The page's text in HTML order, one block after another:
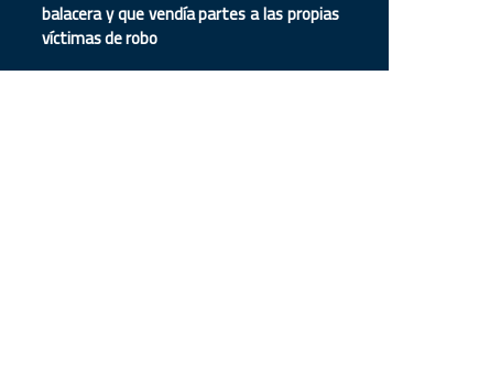
balacera y que vendía partes a las propias
víctimas de robo